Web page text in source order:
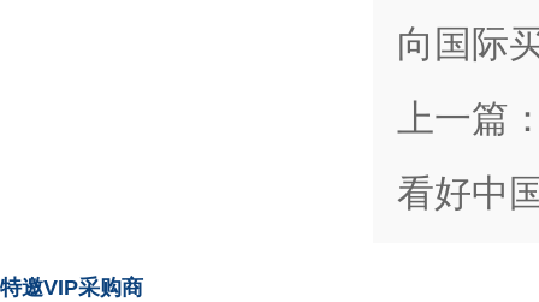
向国际
上一篇
看好中
特邀VIP采购商